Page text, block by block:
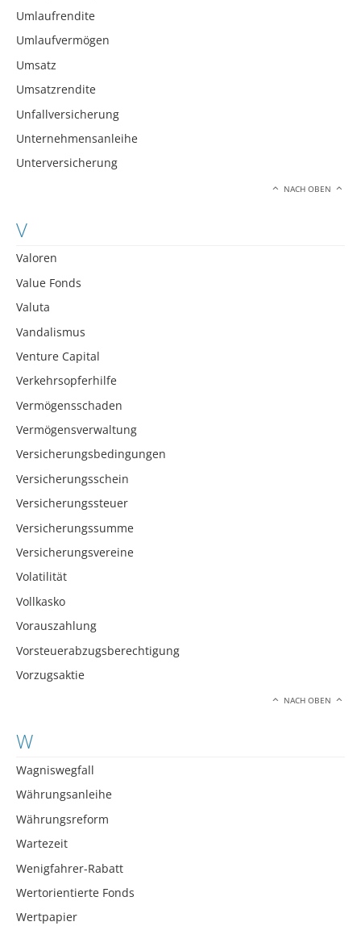
Umlaufrendite
Umlaufvermögen
Umsatz
Umsatzrendite
Unfallversicherung
Unternehmensanleihe
Unterversicherung
NACH OBEN
V
Valoren
Value Fonds
Valuta
Vandalismus
Venture Capital
Verkehrsopferhilfe
Vermögensschaden
Vermögensverwaltung
Versicherungsbedingungen
Versicherungsschein
Versicherungssteuer
Versicherungssumme
Versicherungsvereine
Volatilität
Vollkasko
Vorauszahlung
Vorsteuerabzugsberechtigung
Vorzugsaktie
NACH OBEN
W
Wagniswegfall
Währungsanleihe
Währungsreform
Wartezeit
Wenigfahrer-Rabatt
Wertorientierte Fonds
Wertpapier